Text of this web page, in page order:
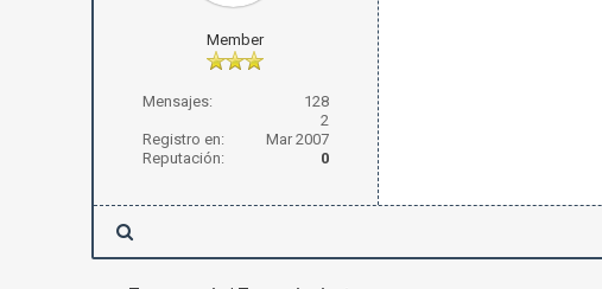
Member
Mensajes:
128
2
Registro en:
Mar 2007
Reputación:
0